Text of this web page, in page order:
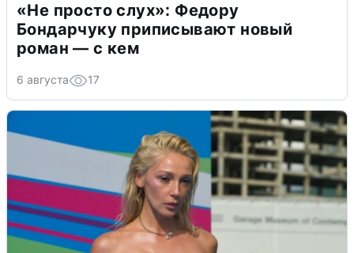
«Не просто слух»: Федору
Бондарчуку приписывают новый
роман — с кем
6 августа 17